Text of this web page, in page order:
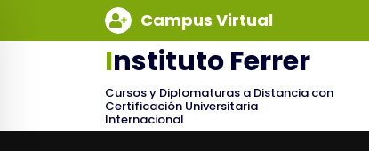
Campus Virtual
Instituto Ferrer
Cursos y Diplomaturas a Distancia con
Certificación Universitaria
Internacional